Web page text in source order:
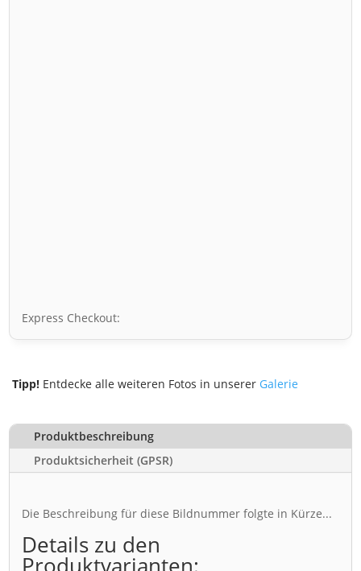
Express Checkout:
Tipp! Entdecke alle weiteren Fotos in unserer Galerie
Produktbeschreibung
Produktsicherheit (GPSR)
Die Beschreibung für diese Bildnummer folgte in Kürze...
Details zu den